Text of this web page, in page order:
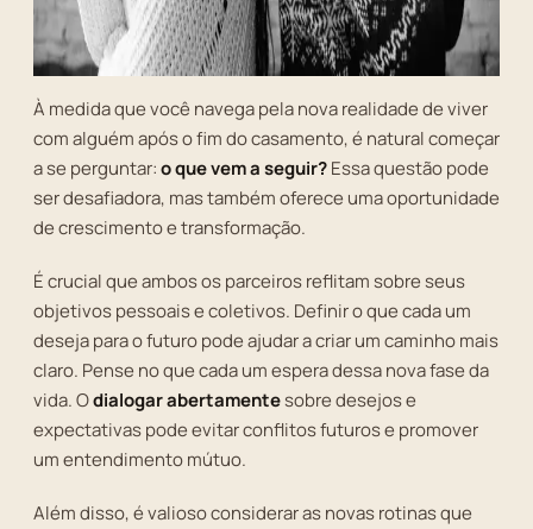
À medida que você navega pela nova realidade de viver
com alguém após o fim do casamento, é natural começar
a se perguntar:o que vem a seguir?Essa questão pode
ser desafiadora, mas também oferece uma oportunidade
de crescimento e transformação.
É crucial que ambos os parceiros reflitam sobre seus
objetivos pessoais e coletivos. Definir o que cada um
deseja para o futuro pode ajudar a criar um caminho mais
claro. Pense no que cada um espera dessa nova fase da
vida. Odialogar abertamentesobre desejos e
expectativas pode evitar conflitos futuros e promover
um entendimento mútuo.
Além disso, é valioso considerar as novas rotinas que